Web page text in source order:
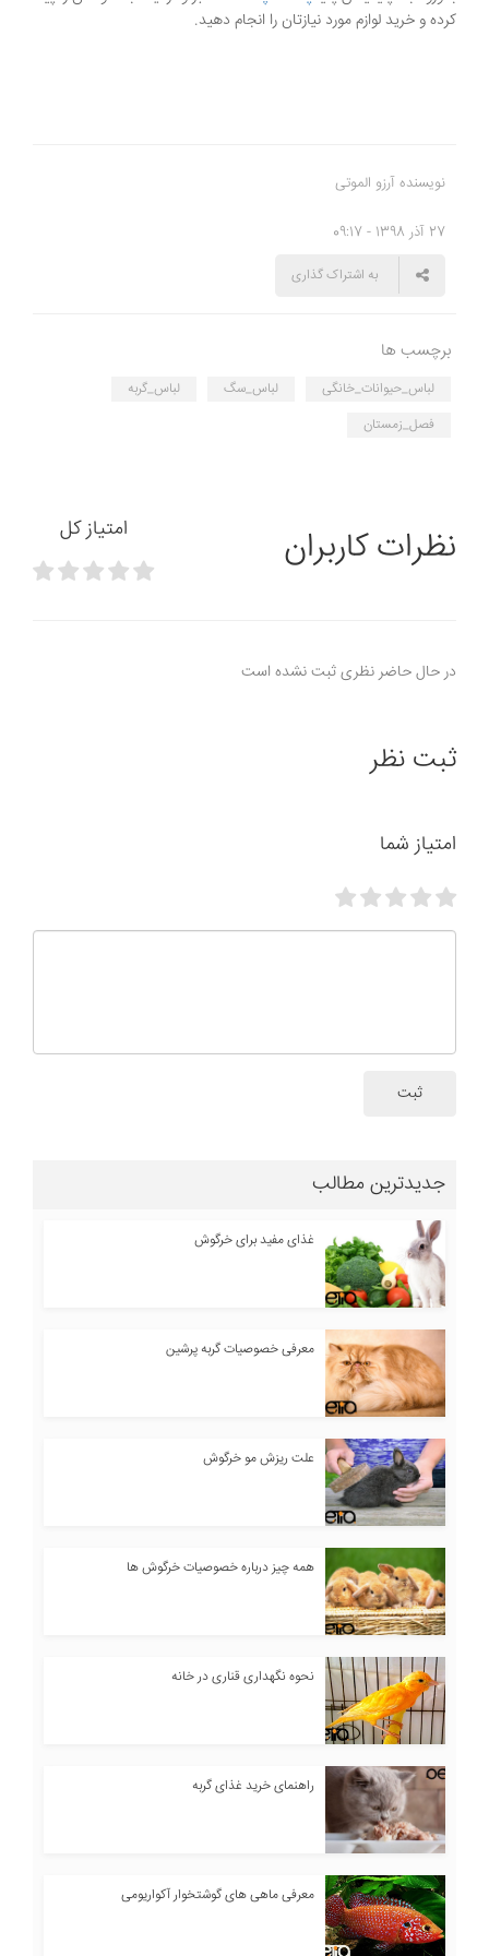
کرده و خرید لوازم مورد نیازتان را انجام دهید.
نویسنده آرزو الموتی
27 آذر 1398 - 09:17
به اشتراک گذاری
برچسب ها
لباس_حیوانات_خانگی لباس_سگ
لباس_گربه
فصل_زمستان
نظرات کاربران امتیاز کل
در حال حاضر نظری ثبت نشده است
ثبت نظر
امتیاز شما
ثبت
جدیدترین مطالب
غذای مفید برای خرگوش
معرفی خصوصیات گربه پرشین
علت ریزش مو خرگوش
همه چیز درباره خصوصیات خرگوش ها
نحوه نگهداری قناری در خانه
راهنمای خرید غذای گربه
معرفی ماهی های گوشتخوار آکواریومی